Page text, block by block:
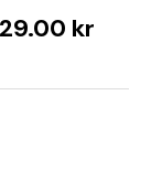
kr